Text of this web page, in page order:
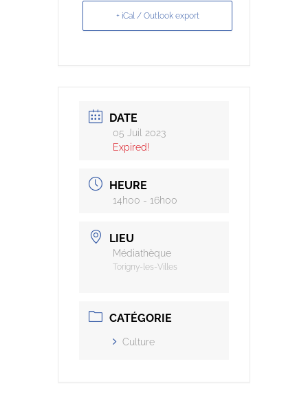
+ iCal / Outlook export
DATE
05 Juil 2023
Expired!
HEURE
14h00 - 16h00
LIEU
Médiathèque
Torigny-les-Villes
CATÉGORIE
Culture